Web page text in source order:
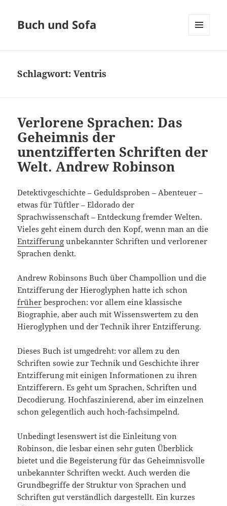
Buch und Sofa
Schlagwort:Ventris
Verlorene Sprachen: Das
Geheimnis der
unentzifferten Schriften der
Welt. Andrew Robinson
Detektivgeschichte – Geduldsproben – Abenteuer –
etwas für Tüftler – Eldorado der
Sprachwissenschaft – Entdeckung fremder Welten.
Vieles geht einem durch den Kopf, wenn man an die
Entzifferung unbekannter Schriften und verlorener
Sprachen denkt.
Andrew Robinsons Buch über Champollion und die
Entzifferung der Hieroglyphen hatte ich schon
früher besprochen: vor allem eine klassische
Biographie, aber auch mit Wissenswertem zu den
Hieroglyphen und der Technik ihrer Entzifferung.
Dieses Buch ist umgedreht: vor allem zu den
Schriften sowie zur Technik und Geschichte ihrer
Entzifferung mit einigen Informationen zu ihren
Entzifferern. Es geht um Sprachen, Schriften und
Decodierung. Hochfaszinierend, aber im einzelnen
schon gelegentlich auch hoch-fachsimpelnd.
Unbedingt lesenswert ist die Einleitung von
Robinson, die lesbar einen sehr guten Überblick
bietet und die Begeisterung für das Geheimnisvolle
unbekannter Schriften weckt. Auch werden die
Grundbegriffe der Struktur von Sprachen und
Schriften gut verständlich dargestellt. Ein kurzes